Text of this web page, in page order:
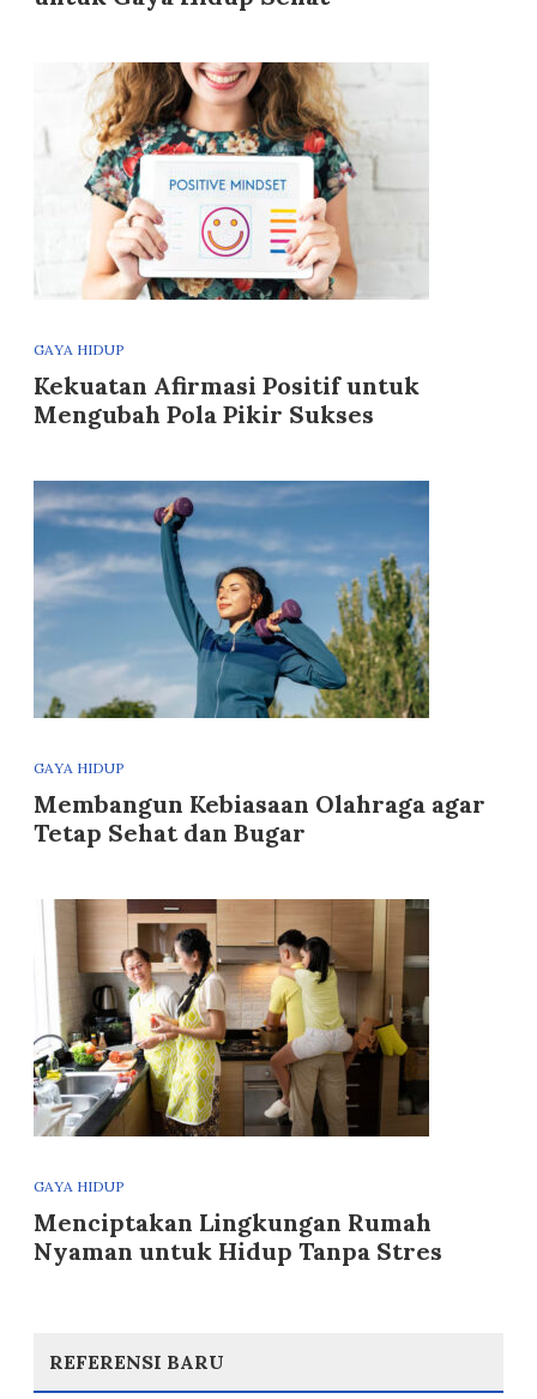
GAYA HIDUP
Kekuatan Afirmasi Positif untuk
Mengubah Pola Pikir Sukses
GAYA HIDUP
Membangun Kebiasaan Olahraga agar
Tetap Sehat dan Bugar
GAYA HIDUP
Menciptakan Lingkungan Rumah
Nyaman untuk Hidup Tanpa Stres
REFERENSI BARU